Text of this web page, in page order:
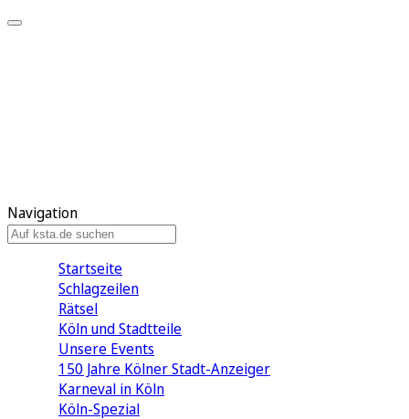
Navigation
Startseite
Schlagzeilen
Rätsel
Köln und Stadtteile
Unsere Events
150 Jahre Kölner Stadt-Anzeiger
Karneval in Köln
Köln-Spezial